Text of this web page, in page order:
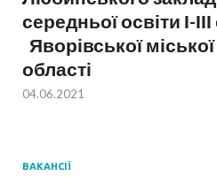
середньої освіти І-
Яворівської
області
04.06.2021
ВАКАНСІЇ